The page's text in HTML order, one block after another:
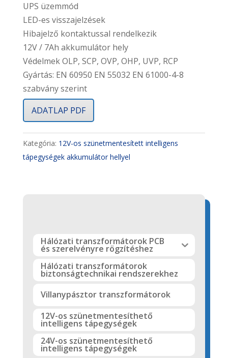
UPS üzemmód
LED-es visszajelzések
Hibajelző kontaktussal rendelkezik
12V / 7Ah akkumulátor hely
Védelmek OLP, SCP, OVP, OHP, UVP, RCP
Gyártás: EN 60950 EN 55032 EN 61000-4-8
szabvány szerint
ADATLAP PDF
Kategória: 12V-os szünetmentesített intelligens
tápegységek akkumulátor hellyel
Hálózati transzformátorok PCB
és szerelvényre rögzítéshez
Hálózati transzformátorok
biztonságtechnikai rendszerekhez
Villanypásztor transzformátorok
12V-os szünetmentesíthető
intelligens tápegységek
24V-os szünetmentesíthető
intelligens tápegységek